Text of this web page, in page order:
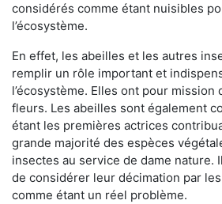
considérés comme étant nuisibles
l’écosystème.
En effet, les abeilles et les autres
remplir un rôle important et
l’écosystème. Elles ont pour mission
fleurs. Les abeilles sont également
étant les premières actrices
grande majorité des espèces
insectes au service de dame nature.
de considérer leur décimation par
comme étant un réel problème.